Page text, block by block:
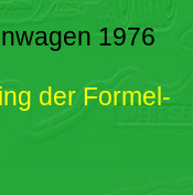
1976
der Formel-